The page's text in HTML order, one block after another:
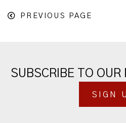
PREVIOUS PAGE
SUBSCRIBE TO OUR
SIGN